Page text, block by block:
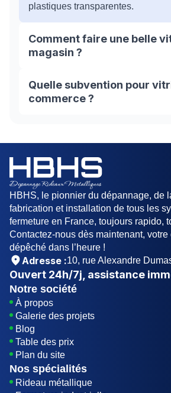
plastiques transparentes.
Comment faire une belle
magasin ?
Pour une vitrine réussie, optez
adapté (trempé ou feuilleté), un
valeur vos produits et captera
Quelle subvention pour
commerce ?
magasin. Cette aide couvre
dépenses éligibles, notamment
rénovation de la façade, la mise
d’accessibilité et l’aménagement
est renouvelable tous les 5 ans.
HBHS, le pionnier du dépannage, de
fabrication et installation de tous les
fermeture en France, toujours rapido,
Contactez-nous dès maintenant,
dépêché dans l’heure !
Adresse :10, rue Alexandre
Ouvert 24h/7j , assistance
Notre société
À propos
Galerie des projets
Blog
Table des prix
Plan du site
Nos spécialités
Rideau métallique